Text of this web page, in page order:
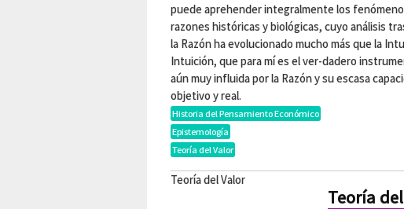
puede aprehender integralmente los
razones históricas y biológicas, cuyo análisis
la Razón ha evolucionado mucho más que la
Intuición, que para mí es el ver-dadero
aún muy influida por la Razón y su escasa
objetivo y real.
Historia del Pensamiento Económico
Epistemología
Teoría del Valor
Teoría del Valor
Teoría